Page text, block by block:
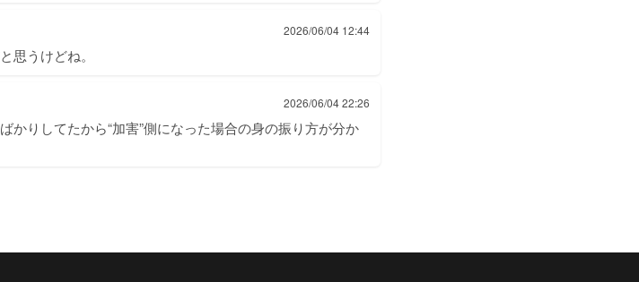
2026/06/04 12:44
思うけどね。
2026/06/04 22:26
かりしてたから“加害”側になった場合の身の振り方が分か